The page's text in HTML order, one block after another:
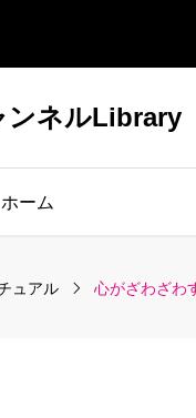
ンネルLibrary
ホーム
ュアル 心がざわざわ